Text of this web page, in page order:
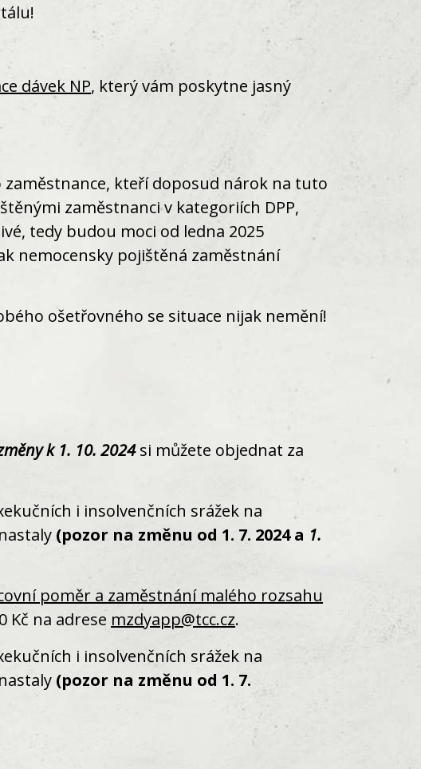
dávek NP, který vám poskytne jasný
kteří doposud nárok na tuto
zaměstnanci v kategoriích DPP,
tedy budou moci od ledna 2025
nemocensky pojištěná zaměstnání
ošetřovného se situace nijak nemění!
k 1. 10. 2024si můžete objednat za
i insolvenčních srážek na
(pozor na změnu od 1. 7. 2024 a 1.
poměr a zaměstnání malého rozsahu
Kč na adrese mzdyapp@tcc.cz.
i insolvenčních srážek na
(pozor na změnu od 1. 7.